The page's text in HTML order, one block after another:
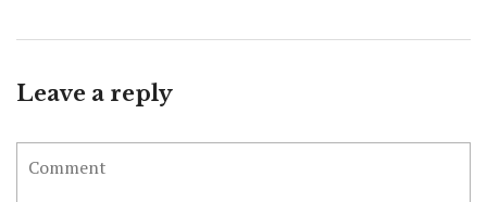
Leave a reply